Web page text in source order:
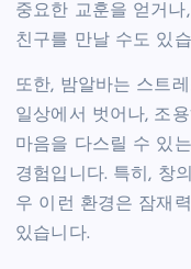
중요한 교훈을 얻거
친구를 만날 수도 있
또한, 밤알바는 스트
일상에서 벗어나, 조
마음을 다스릴 수 있
경험입니다. 특히, 창
우 이런 환경은 잠재
있습니다.